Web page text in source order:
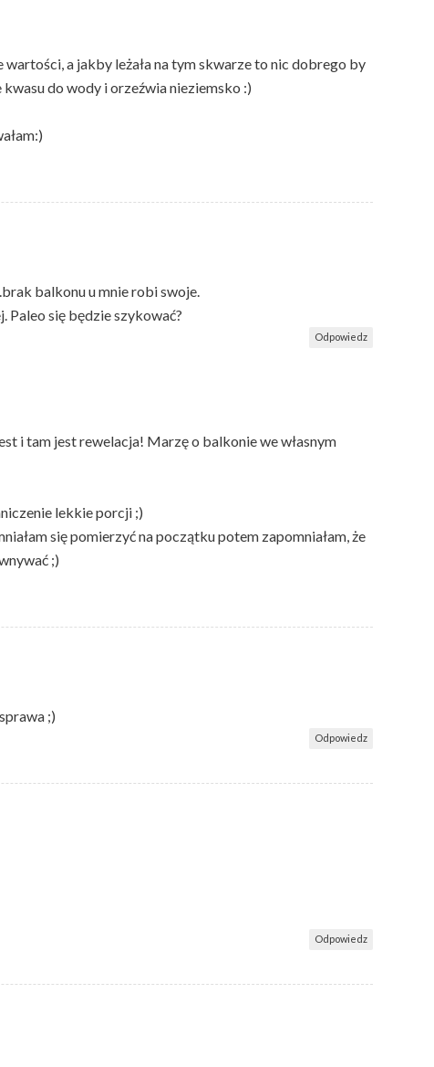
a jakby leżała na tym skwarze to nic dobrego by
do wody i orzeźwia nieziemsko :)
balkonu u mnie robi swoje.
Paleo się będzie szykować?
Odpowiedz
i tam jest rewelacja! Marzę o balkonie we własnym
lekkie porcji ;)
się pomierzyć na początku potem zapomniałam, że
;)
;)
Odpowiedz
Odpowiedz